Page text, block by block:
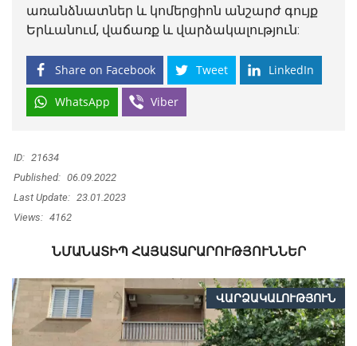
առանձնատներ և կոմերցիոն անշարժ գույք
Երևանում, վաճառք և վարձակալություն:
Share on Facebook Tweet LinkedIn
WhatsApp Viber
ID: 21634
Published: 06.09.2022
Last Update: 23.01.2023
Views: 4162
ՆՄԱՆԱՏԻՊ ՀԱՅԱՏԱՐԱՐՈՒԹՅՈՒՆՆԵՐ
ՎԱՐՁԱԿԱԼՈՒԹՅՈՒՆ